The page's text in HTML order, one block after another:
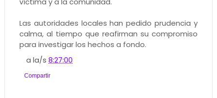
Las autoridades locales han pedido prudencia y
calma, al tiempo que reafirman su compromiso
para investigar los hechos a fondo.
a la/s8:27:00
Compartir